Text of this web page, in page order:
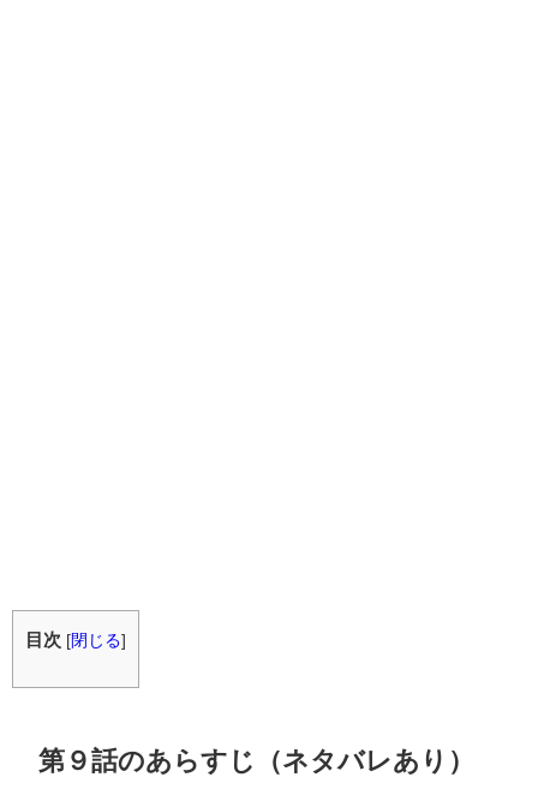
目次 [閉じる]
第９話のあらすじ（ネタバレあり）